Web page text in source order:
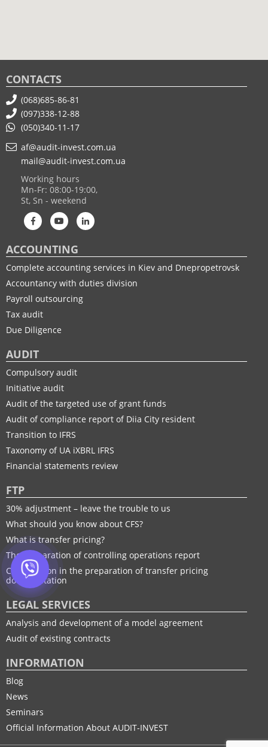
CONTACTS
(068)685-86-81
(097)338-12-88
(050)340-11-17
af@audit-invest.com.ua
mail@audit-invest.com.ua
Working hours
Mn-Fr: 08:00-19:00,
St, Sn - weekend
ACCOUNTING
Complete accounting services in Kiev and Dnepropetrovsk
Accountancy with duties division
Payroll outsourcing
Tax audit
Due Diligence
AUDIT
Compulsory audit
Initiative audit
Audit of the targeted use of grant funds
Audit of compliance report of Diia City resident
Transition to IFRS
Taxonomy of UA іXBRL IFRS
Financial statements review
FTP
30% adjustment – leave the trouble to us
What should you know about CFS?
What is transfer pricing?
The preparation of controlling operations report
Consultation in the preparation of transfer pricing
documentation
LEGAL SERVICES
Analysis and development of a model agreement
Audit of existing contracts
INFORMATION
Blog
News
Seminars
Official Information About AUDIT-INVEST